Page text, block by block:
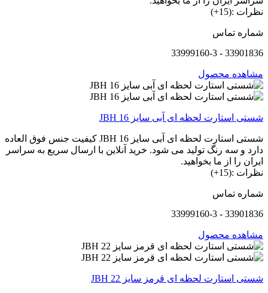
نظرات :(15+)
شماره تماس
33901836 - 33999160-3
مشاهده محصول
شستی استارت لحظه ای آبی سایز 16 JBH
شستی استارت لحظه ای آبی سایز 16 JBH کیفیت جنس فوق العاده
دارد و سه رنگ تولید می شود. خرید آنلاین با ارسال سریع به سراسر
ایران را از ما بخواهید.
نظرات :(15+)
شماره تماس
33901836 - 33999160-3
مشاهده محصول
شستی استارت لحظه ای قرمز سایز 22 JBH